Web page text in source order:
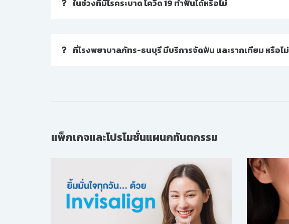
ในช่วงที่มีโรคระบาด โควิด 19 ทำฟันได้หรือไม่
ที่โรงพยาบาลภัทร-ธนบุรี มีบริการจัดฟัน และรากเทียม หรือไม่
แพ็กเกจและโปรโมชั่นแผนกทันตกรรม